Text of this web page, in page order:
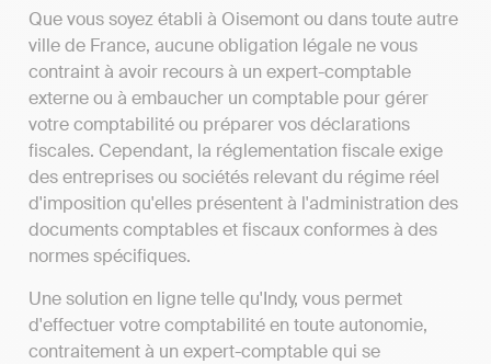
Que vous soyez établi à Oisemont ou dans toute autre
ville de France, aucune obligation légale ne vous
contraint à avoir recours à un expert-comptable
externe ou à embaucher un comptable pour gérer
votre comptabilité ou préparer vos déclarations
fiscales. Cependant, la réglementation fiscale exige
des entreprises ou sociétés relevant du régime réel
d'imposition qu'elles présentent à l'administration des
documents comptables et fiscaux conformes à des
normes spécifiques.
Une solution en ligne telle qu'Indy, vous permet
d'effectuer votre comptabilité en toute autonomie,
contraitement à un expert-comptable qui se